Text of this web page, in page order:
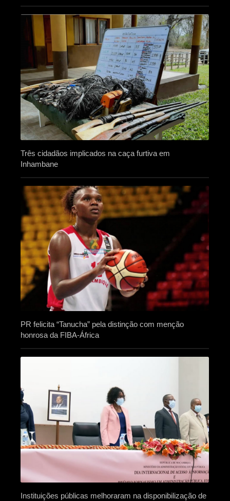
Três cidadãos implicados na caça furtiva em
Inhambane
PR felicita “Tanucha” pela distinção com menção
honrosa da FIBA-África
Instituições públicas melhoraram na disponibilização de